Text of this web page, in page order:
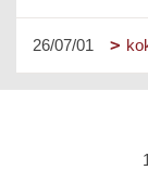
26/07/01